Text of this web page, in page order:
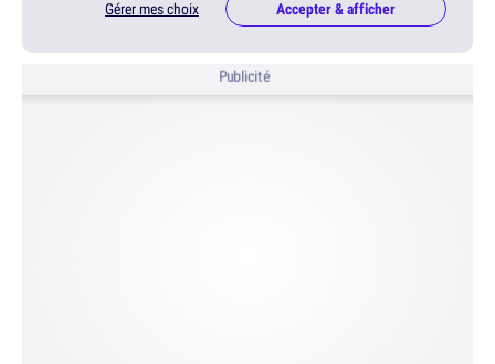
Gérer mes choix Accepter & afficher
Publicité